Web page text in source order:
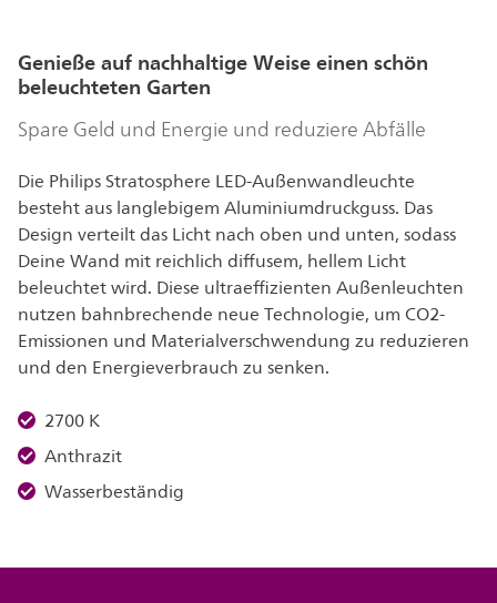
Genieße auf nachhaltige Weise einen schön
beleuchteten Garten
Spare Geld und Energie und reduziere Abfälle
Die Philips Stratosphere LED-Außenwandleuchte
besteht aus langlebigem Aluminiumdruckguss. Das
Design verteilt das Licht nach oben und unten, sodass
Deine Wand mit reichlich diffusem, hellem Licht
beleuchtet wird. Diese ultraeffizienten Außenleuchten
nutzen bahnbrechende neue Technologie, um CO2-
Emissionen und Materialverschwendung zu reduzieren
und den Energieverbrauch zu senken.
2700 K
Anthrazit
Wasserbeständig